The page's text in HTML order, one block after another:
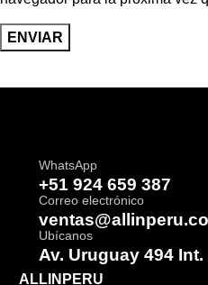
WhatsApp
+51 924 659 387
Correo electrónico
Ubícanos
Av. Uruguay 494
ALLINPERU